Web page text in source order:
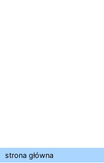
strona główna